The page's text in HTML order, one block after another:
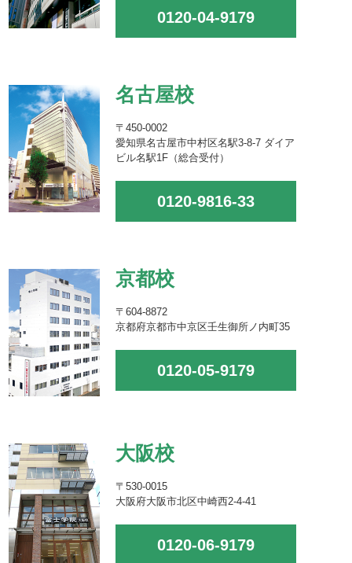
0120-04-9179
名古屋校
〒450-0002
愛知県名古屋市中村区名駅3-8-7 ダイア
ビル名駅1F（総合受付）
0120-9816-33
京都校
〒604-8872
京都府京都市中京区壬生御所ノ内町35
0120-05-9179
大阪校
〒530-0015
大阪府大阪市北区中崎西2-4-41
0120-06-9179